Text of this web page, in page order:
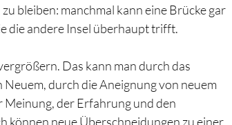
bleiben: manchmal kann eine Brücke gar
die andere Insel überhaupt trifft.
Das kann man durch das
durch die Aneignung von neuem
Meinung, der Erfahrung und den
können neue Überschneidungen zu einer